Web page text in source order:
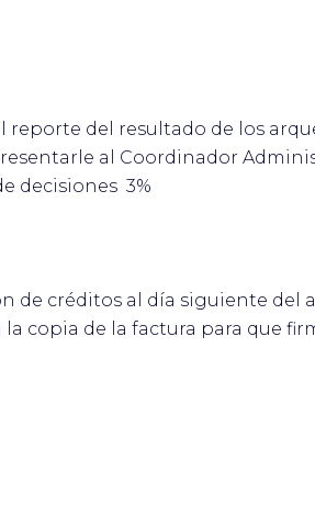
reporte del resultado de los
al Coordinador
decisiones 3%
de créditos al día siguiente del
copia de la factura para que